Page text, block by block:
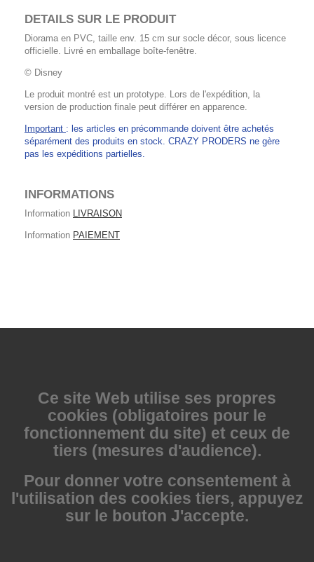
DETAILS SUR LE PRODUIT
Diorama en PVC, taille env. 15 cm sur socle décor, sous licence
officielle. Livré en emballage boîte-fenêtre.
© Disney
Le produit montré est un prototype. Lors de l'expédition, la
version de production finale peut différer en apparence.
Important : les articles en précommande doivent être achetés
séparément des produits en stock. CRAZY PRODERS ne gère
pas les expéditions partielles.
INFORMATIONS
Information LIVRAISON
Information PAIEMENT
Ce site Web utilise ses propres
cookies (obligatoires pour le
fonctionnement du site) et ceux de
tiers (mesures d'audience).
Pour donner votre consentement à
l'utilisation des cookies tiers, appuyez
sur le bouton J'accepte.